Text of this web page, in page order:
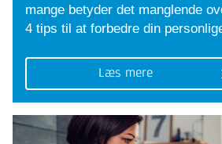
mange betyder det manglende
4 tips til at forbedre din
Læs mere